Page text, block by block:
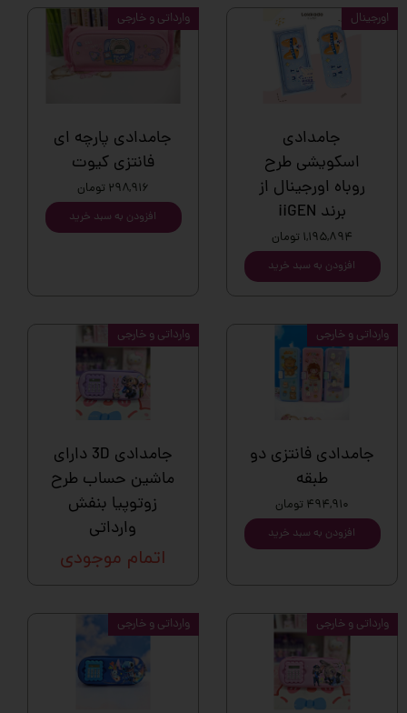
جامدادی
اسکویشی طرح
روباه اورجینال از
برند iiGEN
۱,۱۹۵,۸۹۴ تومان
افزودن به سبد خرید
اورجینال
جامدادی پارچه ای
فانتزی کیوت
۲۹۸,۹۱۶ تومان
افزودن به سبد خرید
وارداتی و خارجی
جامدادی فانتزی دو
طبقه
۴۹۴,۹۱۰ تومان
افزودن به سبد خرید
وارداتی و خارجی
جامدادی 3D دارای
ماشین حساب طرح
زوتوپیا بنفش
وارداتی
اتمام موجودی
وارداتی و خارجی
وارداتی و خارجی وارداتی و خارجی